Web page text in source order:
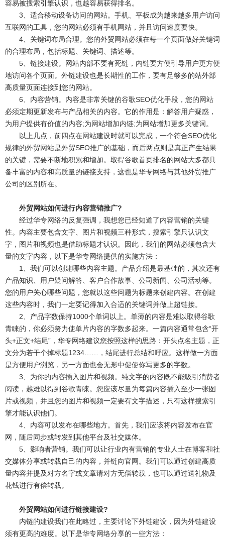
容易被搜索引擎认识，也越容易获得排名。
3、适合移动设备访问的网站。手机、平板成为越来越多用户访问
互联网的工具，您的网站必须有手机网站，并且访问速度要快。
4、关键词布局合理。您的外贸网站必须在每一个页面做好关键词
的合理布局，包括标题、关键词、描述等。
5、链接建设。网站内部不要有死链，内链要方便引导用户更方便
地访问各个页面。外链建设也是长期性的工作，要有足够多的站外部
高质量页面连接到您的网站。
6、内容营销。内容是非常关键的谷歌SEO优化手段，您的网站
必须定期更新发布与产品相关的内容。它的作用是：解答用户疑惑，
为用户提供有价值的内容;为网站增加内链;为网站增加更多关键词。
以上几点，前四点在网站建设时就可以完成，一个符合SEO优化
规律的外贸网站是外贸SEO推广的基础，而后两点则是真正产生结果
的关键，需要不断地积累和增加。取得谷歌首页排名的网站大多都具
备丰富的内容和高质量的链接支持，这也是华专网络与其他外贸推广
公司的区别所在。
外贸网站如何进行内容营销推广?
经过华专网络的反复强调，我想您已经知道了内容营销的关键
性。内容主要包含文字、图片和视频三种形式，搜索引擎只认识文
字，图片和视频也是借助标题才认识。因此，我们的网站必须包含大
量的文字内容，以下是华专网络提供的实施方法：
1、我们可以创建哪些内容主题。产品介绍是最基础的，其次还有
产品知识、用户疑问解答、客户合作故事、公司新闻、公司活动等。
您的用户关心哪些问题，您就以这些问题为标题来创建内容。在创建
这些内容时，我们一定要记得加入合适的关键词并做上超链接。
2、产品字数保持1000个单词以上。单薄的内容是难以取得谷歌
青睐的，你必须努力使单片内容的字数多起来。一篇内容通常包含“开
头+正文+结尾”，华专网络建议您按照这样的思路：开头点名主题，正
文分为若干个掉标题1234……，结尾进行总结和呼应。这样做一方面
是方便用户浏览，另一方面也会无形中促使你写更多的字数。
3、为你的内容插入图片和视频。纯文字的内容既不能吸引消费者
阅读，越难以得到谷歌青睐。您应该尽量为每篇内容插入至少一张图
片或视频，并且您的图片和视频一定要有文字描述，只有这样搜索引
擎才能认识他们。
4、内容可以发布在哪些地方。首先，我们应该将内容发布在官
网，随后同步或转发到其他平台及社交媒体。
5、影响者营销。我们可以让行业内有营销的专业人士在博客和社
交媒体分享或转载自己的内容，并链向官网。我们可以通过创建高质
量内容并提及对方名字或文章请对方无偿转载，也可以通过送礼物及
花钱进行有偿转载。
外贸网站如何进行链接建设?
内链的建设我们在此略过，主要讨论下外链建设，因为外链建设
须有更高的难度。以下是华专网络分享的一些方法：